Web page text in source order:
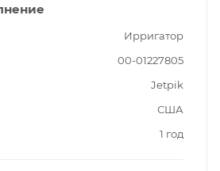
Ирригатор
00-01227805
Jetpik
США
1 год